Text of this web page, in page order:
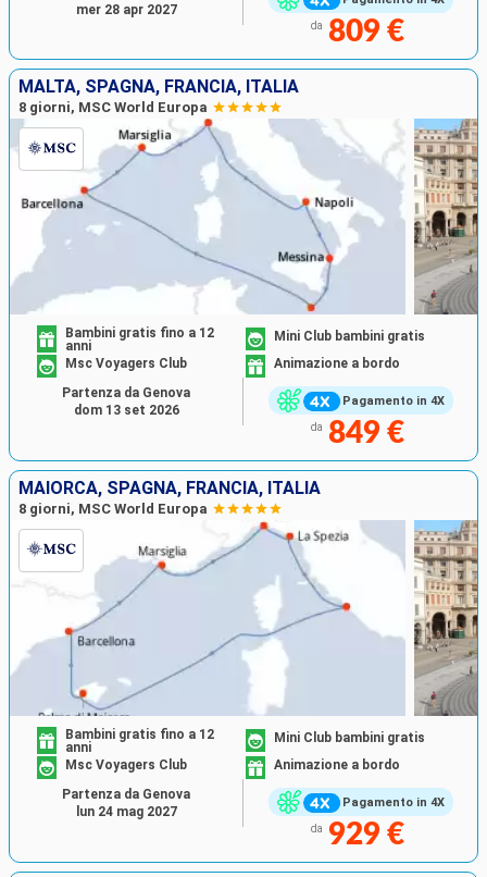
da 809 €
mer 28 apr 2027
MALTA, SPAGNA, FRANCIA, ITALIA
8 giorni, MSC World Europa
Pagamento in 4X
Bambini gratis fino a 12
anni
Mini Club bambini gratis
Msc Voyagers Club
Animazione a bordo
da 849 €
Partenza da Genova
dom 13 set 2026
MAIORCA, SPAGNA, FRANCIA, ITALIA
8 giorni, MSC World Europa
Pagamento in 4X
Bambini gratis fino a 12
anni
Mini Club bambini gratis
Msc Voyagers Club
Animazione a bordo
da 929 €
Partenza da Genova
lun 24 mag 2027